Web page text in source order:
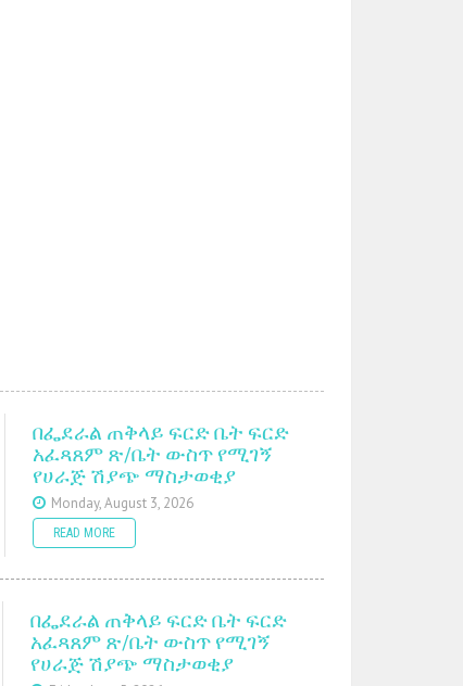
በፌደራል ጠቅላይ ፍርድ ቤት ፍርድ
አፈጻጸም ጽ/ቤት ውስጥ የሚገኝ
የሀራጅ ሽያጭ ማስታወቂያ
Monday, August 3, 2026
READ MORE
በፌደራል ጠቅላይ ፍርድ ቤት ፍርድ
አፈጻጸም ጽ/ቤት ውስጥ የሚገኝ
የሀራጅ ሽያጭ ማስታወቂያ